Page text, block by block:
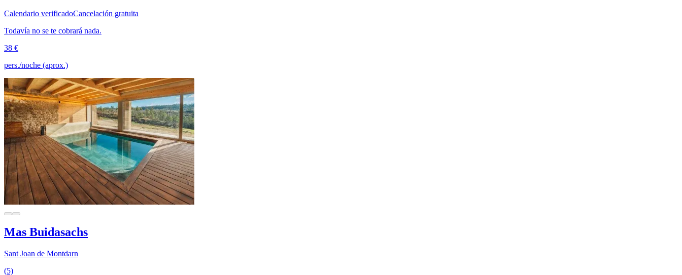
Calendario verificadoCancelación gratuita
Todavía no se te cobrará nada.
38 €
pers./noche (aprox.)
Mas Buidasachs
Sant Joan de Montdarn
(5)